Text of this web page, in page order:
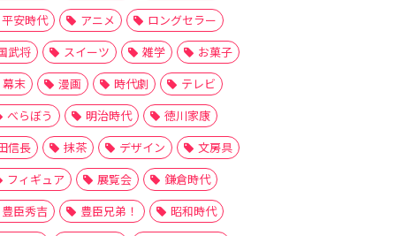
平安時代
アニメ
ロングセラー
武将
スイーツ 雑学
お菓子
幕末
漫画 時代劇
テレビ
べらぼう
明治時代
徳川家康
信長
抹茶 デザイン
文房具
フィギュア
展覧会
鎌倉時代
豊臣秀吉
豊臣兄弟！
昭和時代